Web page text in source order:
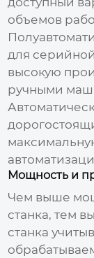
объемов
для
высокую
ручными
Мощность и
Чем выше
станка, тем
станка